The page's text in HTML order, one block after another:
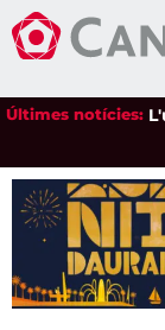
Últimes notícies: